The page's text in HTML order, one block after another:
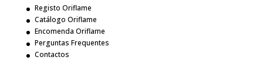
Registo Oriflame
Catálogo Oriflame
Encomenda Oriflame
Perguntas Frequentes
Contactos